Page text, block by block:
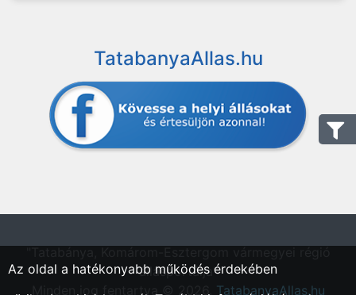
TatabanyaAllas.hu
állásportálja"
Minden jog fentartva © 2026. TatabanyaAllas.hu
Az oldal a hatékonyabb működés érdekében